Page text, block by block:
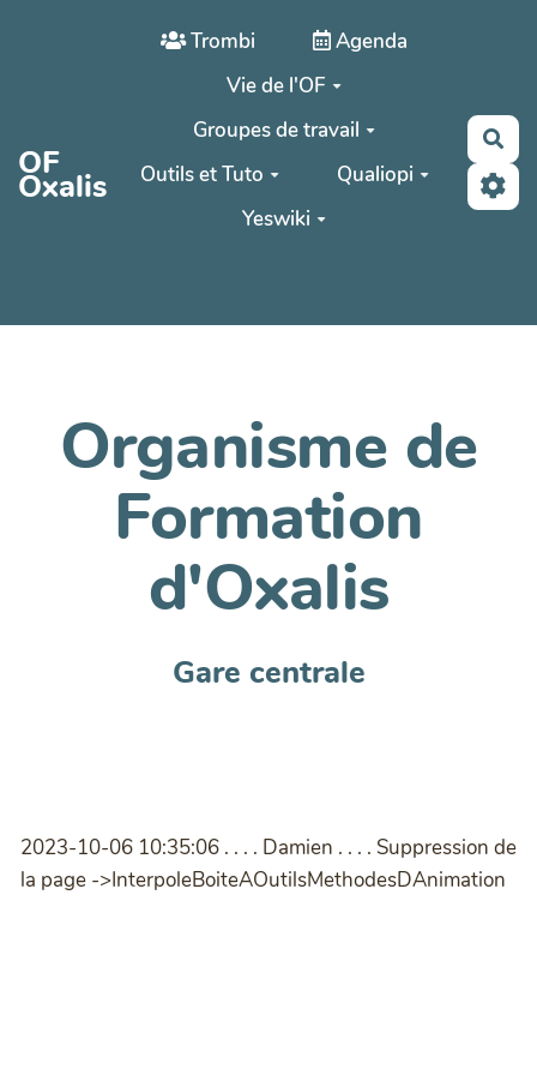
Aller au contenu principal
OF
Oxalis
Trombi
Agenda
Vie de l'OF
Groupes de travail
Outils et Tuto
Qualiopi
Yeswiki
Organisme de
Formation
d'Oxalis
Gare centrale
2023-10-06 10:35:06 . . . . Damien . . . . Suppression de
la page ->InterpoleBoiteAOutilsMethodesDAnimation